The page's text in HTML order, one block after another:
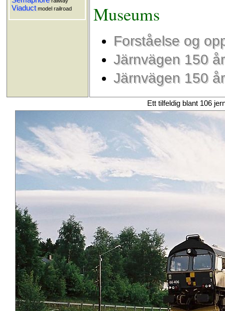
Viaduct model railroad Museums
Forståelse og
Järnvägen 150
Järnvägen 150
Ett tilfeldig blant 106